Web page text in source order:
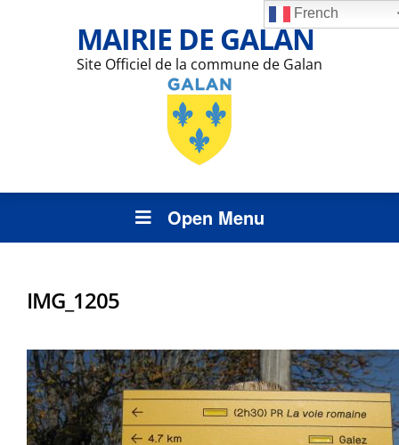
MAIRIE DE GALAN
Site Officiel de la commune de Galan
Open Menu
IMG_1205
French